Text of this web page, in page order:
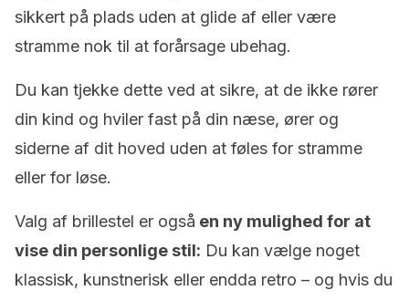
sikkert på plads uden at glide af eller være
stramme nok til at forårsage ubehag.
Du kan tjekke dette ved at sikre, at de ikke rører
din kind og hviler fast på din næse, ører og
siderne af dit hoved uden at føles for stramme
eller for løse.
Valg af brillestel er også en ny mulighed for at
vise din personlige stil: Du kan vælge noget
klassisk, kunstnerisk eller endda retro – og hvis du